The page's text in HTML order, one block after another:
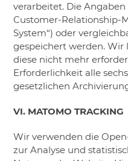
verarbeitet. Die
Customer-Relationship-
System“) oder
gespeichert werden. Wir
diese nicht mehr
Erforderlichkeit alle
gesetzlichen
VI. MATOMO TRACKING
Wir verwenden die
zur Analyse und